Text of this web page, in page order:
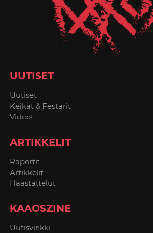
UUTISET
Uutiset
Keikat & Festarit
Videot
ARTIKKELIT
Raportit
Artikkelit
Haastattelut
KAAOSZINE
Uutisvinkki